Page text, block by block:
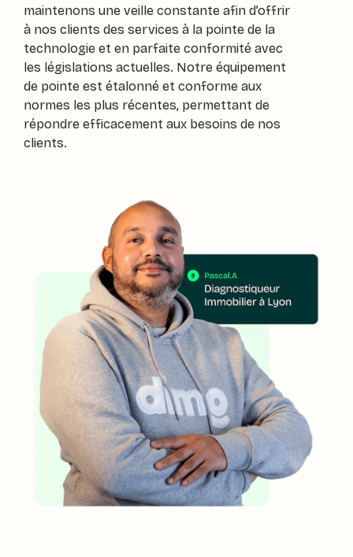
maintenons une veille constante afin d’offrir
à nos clients des services à la pointe de la
technologie et en parfaite conformité avec
les législations actuelles. Notre équipement
de pointe est étalonné et conforme aux
normes les plus récentes, permettant de
répondre efficacement aux besoins de nos
clients.